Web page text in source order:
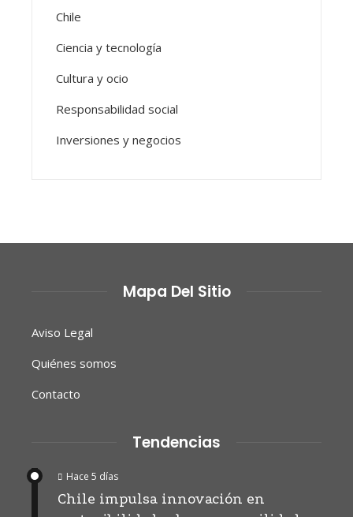
Chile
Ciencia y tecnología
Cultura y ocio
Responsabilidad social
Inversiones y negocios
Mapa Del Sitio
Aviso Legal
Quiénes somos
Contacto
Tendencias
Hace 5 días
Chile impulsa innovación en